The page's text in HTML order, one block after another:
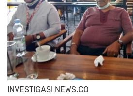
INVESTIGASI NEWS.CO